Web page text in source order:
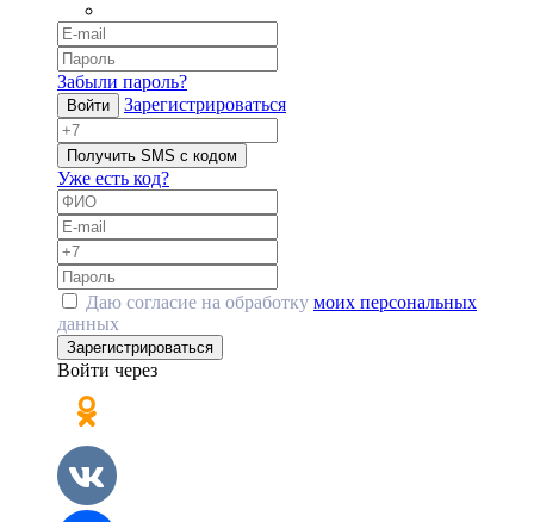
Забыли пароль?
Войти Зарегистрироваться
Получить SMS с кодом
Уже есть код?
Даю согласие на обработку моих персональных
данных
Зарегистрироваться
Войти через